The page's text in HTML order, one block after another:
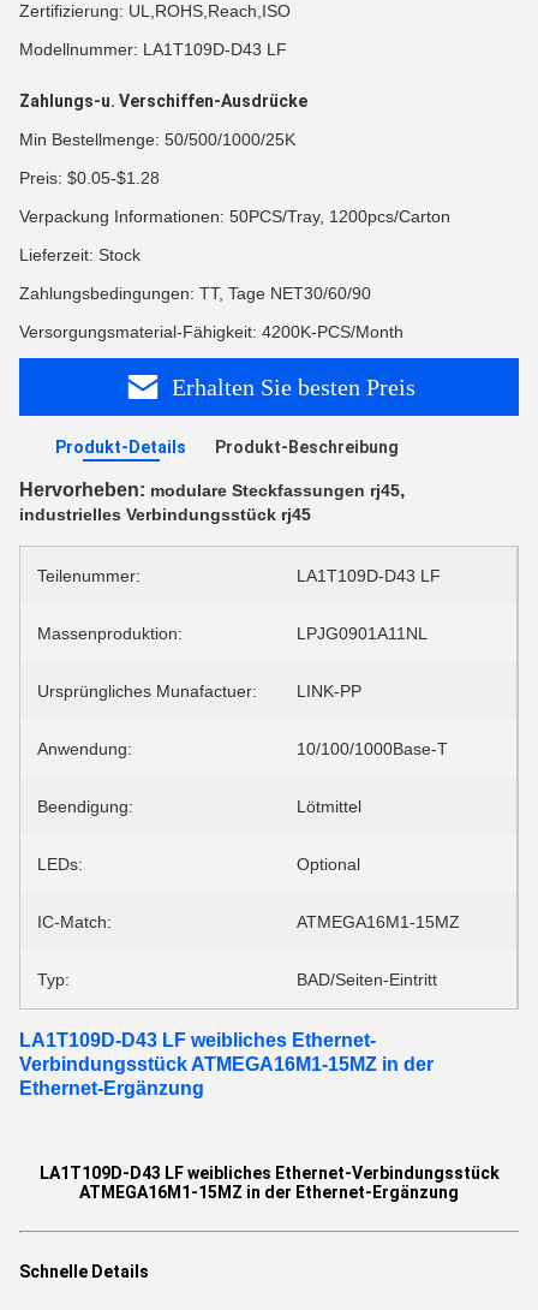
Zertifizierung: UL,ROHS,Reach,ISO
Modellnummer: LA1T109D-D43 LF
Zahlungs-u. Verschiffen-Ausdrücke
Min Bestellmenge: 50/500/1000/25K
Preis: $0.05-$1.28
Verpackung Informationen: 50PCS/Tray, 1200pcs/Carton
Lieferzeit: Stock
Zahlungsbedingungen: TT, Tage NET30/60/90
Versorgungsmaterial-Fähigkeit: 4200K-PCS/Month
Erhalten Sie besten Preis
Produkt-Details Produkt-Beschreibung
Hervorheben: modulare Steckfassungen rj45,
industrielles Verbindungsstück rj45
Teilenummer: LA1T109D-D43 LF
Massenproduktion: LPJG0901A11NL
Ursprüngliches Munafactuer: LINK-PP
Anwendung: 10/100/1000Base-T
Beendigung: Lötmittel
LEDs: Optional
IC-Match: ATMEGA16M1-15MZ
Typ: BAD/Seiten-Eintritt
LA1T109D-D43 LF weibliches Ethernet-
Verbindungsstück ATMEGA16M1-15MZ in der
Ethernet-Ergänzung
LA1T109D-D43 LF weibliches Ethernet-Verbindungsstück
ATMEGA16M1-15MZ in der Ethernet-Ergänzung
Schnelle Details